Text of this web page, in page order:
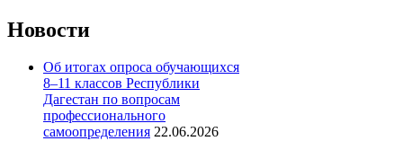
Новости
Об итогах опроса обучающихся
8–11 классов Республики
Дагестан по вопросам
профессионального
самоопределения 22.06.2026